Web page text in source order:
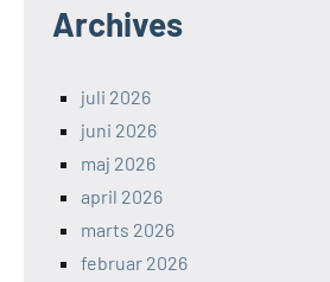
Archives
juli 2026
juni 2026
maj 2026
april 2026
marts 2026
februar 2026